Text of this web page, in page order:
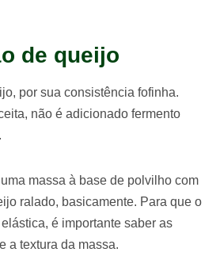
de queijo
por sua consistência fofinha.
não é adicionado fermento
massa à base de polvilho com
ralado, basicamente. Para que o
é importante saber as
a textura da massa.